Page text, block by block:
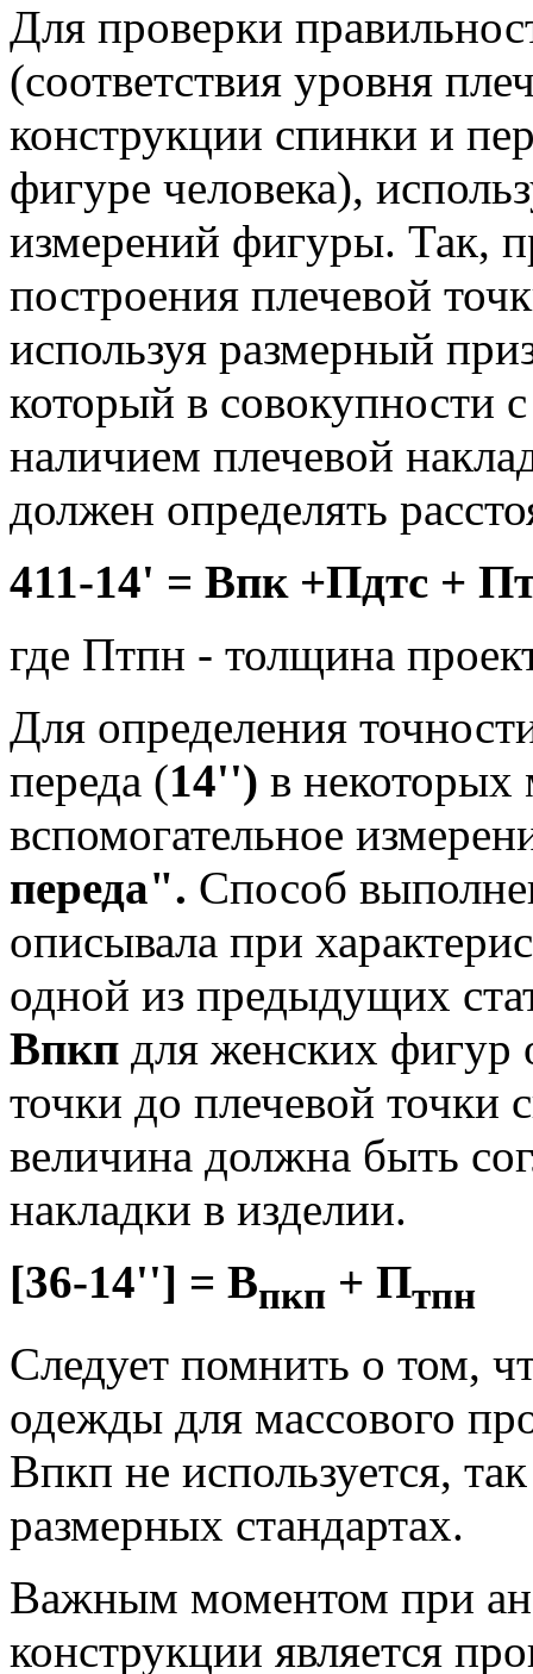
Для проверки
(соответствия уровня
конструкции спинки и
фигуре человека),
измерений фигуры. Так,
построения плечевой
используя размерный
который в совокупности
наличием плечевой
должен определять
411-14' = Впк +Пдтс +
где Птпн - толщина
Для определения
переда (14'') в некоторых
вспомогательное
переда". Способ
описывала при
одной из предыдущих
Впкп для женских фигур
точки до плечевой точки
величина должна быть
накладки в изделии.
[36-14''] = Впкп + Птпн
Следует помнить о том,
одежды для массового
Впкп не используется,
размерных стандартах.
Важным моментом при
конструкции является